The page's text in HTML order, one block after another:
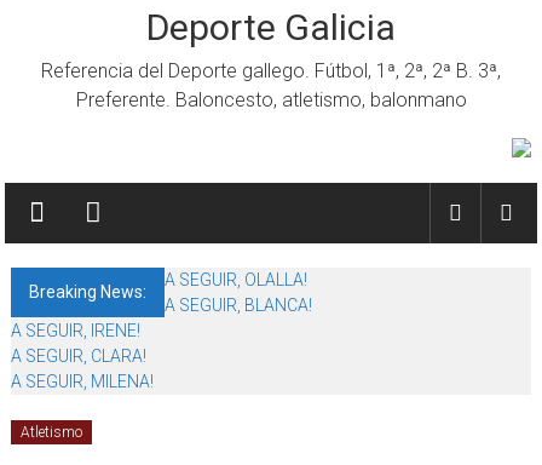
Deporte Galicia
Referencia del Deporte gallego. Fútbol, 1ª, 2ª, 2ª B. 3ª,
Preferente. Baloncesto, atletismo, balonmano
Breaking News:
A SEGUIR, OLALLA!
A SEGUIR, BLANCA!
A SEGUIR, IRENE!
A SEGUIR, CLARA!
A SEGUIR, MILENA!
Atletismo